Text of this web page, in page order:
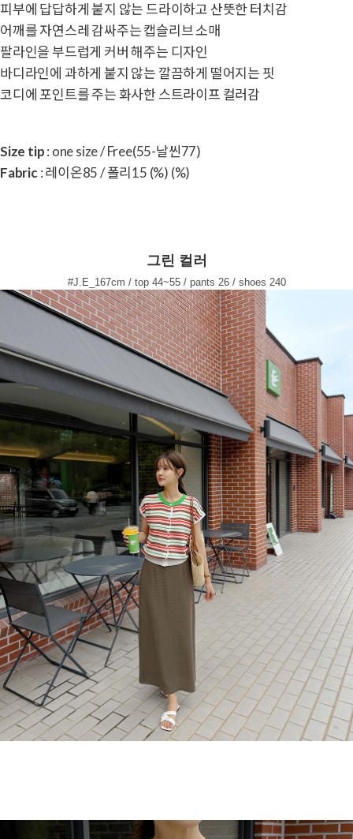
피부에 답답하게 붙지 않는 드라이하고 산뜻한 터치감
어깨를 자연스레 감싸주는 캡슬리브 소매
팔라인을 부드럽게 커버 해주는 디자인
바디라인에 과하게 붙지 않는 깔끔하게 떨어지는 핏
코디에 포인트를 주는 화사한 스트라이프 컬러감
Size tip: one size / Free(55-날씬77)
Fabric: 레이온85 / 폴리15 (%) (%)
그린 컬러
#J.E_167cm / top 44~55 / pants 26 / shoes 240